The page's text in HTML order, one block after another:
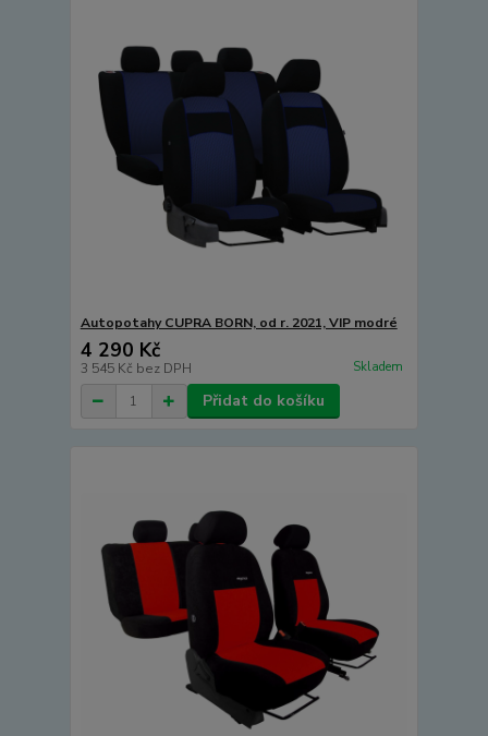
Autopotahy CUPRA BORN, od r. 2021, VIP modré
4 290 Kč
3 545 Kč bez DPH Skladem
Přidat do košíku